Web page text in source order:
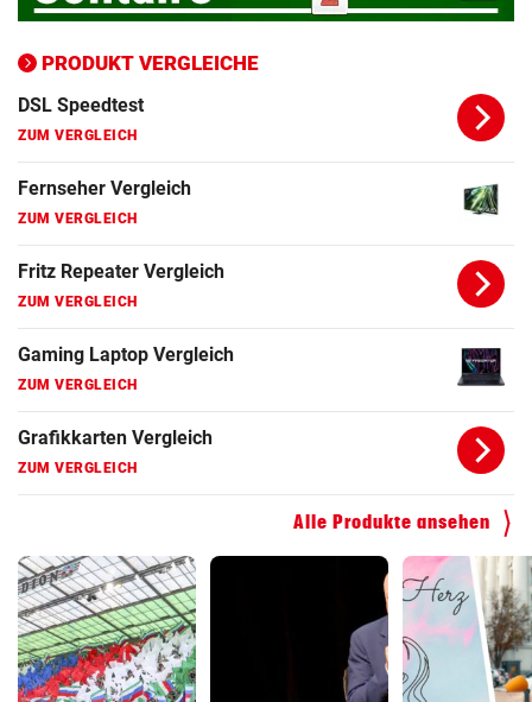
PRODUKT VERGLEICHE
Bluetooth Lautsprecher Vergleich
ZUM VERGLEICH
DSL Speedtest
ZUM VERGLEICH
Fernseher Vergleich
ZUM VERGLEICH
Fritz Repeater Vergleich
ZUM VERGLEICH
Gaming Laptop Vergleich
ZUM VERGLEICH
Grafikkarten Vergleich
ZUM VERGLEICH
Alle Produkte ansehen